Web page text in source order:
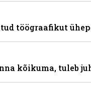
töögraafikut
kõikuma, tuleb